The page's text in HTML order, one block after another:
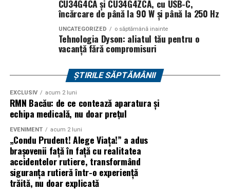
comunitară. Parte a familiei Rotary International,
Rotaract reunește tineri profesioniști și studenți care își
propun să genereze schimbări pozitive în comunitățile
din care fac parte, prin inițiative sociale, educaționale,
BVON.ro
Vlad Gherman, Oana Gherman și Ioana
vin la întâlnirea cu publicul dinCinema City
Vivo! Pitești pe 17 februarie, de la 18:30și vor
participa la o discuție după proiecție, alături de
Paul Decu.
Caravana„În pielea mea”ajunge laCinema City
Shopping City Ploiești, pe 18 februarie,
proiecția specială introdusă de regizorul
alături de actorii Ioana State, Vlad și Oana Gherman,
Azaleea Necula și Gabriel Vatavu.
O comedie actuală și spumoasă, filmul
mea”este distribuit de T.R.I.B.E. Films.
TRAILER:https://bit.ly/InPieleaMea
CU34G4CA și CU34G4ZCA, cu USB-C,
încărcare de până la 90 W și până la 250 Hz
UNCATEGORIZED o săptămână inainte
Tehnologia Dyson: aliatul tău pentru o
vacanță fără compromisuri
ȘTIRILE SĂPTĂMÂNII
EXCLUSIV acum 2 luni
RMN Bacău: de ce contează aparatura și
echipa medicală, nu doar prețul
EVENIMENT acum 2 luni
„Condu Prudent! Alege Viața!” a adus
brașovenii față în față cu realitatea
accidentelor rutiere, transformând
siguranța rutieră într-o experiență
trăită, nu doar explicată